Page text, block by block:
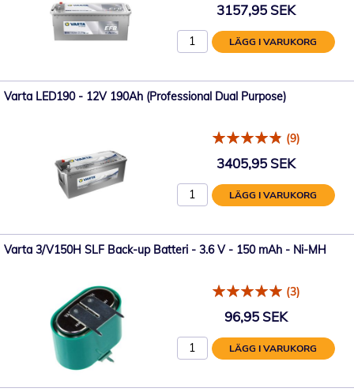
3157,95 SEK
LÄGG I VARUKORG
Varta LED190 - 12V 190Ah (Professional Dual Purpose)
(9)
3405,95 SEK
LÄGG I VARUKORG
Varta 3/V150H SLF Back-up Batteri - 3.6 V - 150 mAh - Ni-MH
(3)
96,95 SEK
LÄGG I VARUKORG